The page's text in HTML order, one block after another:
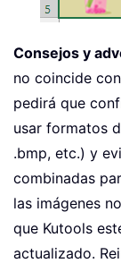
Consejos y
no coincide
pedirá que
usar formatos
.bmp, etc.) y
combinadas
las imágenes
que Kutools
actualizado.